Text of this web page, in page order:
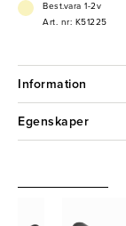
Best.vara 1-2v
Art. nr: K51225
Information
Egenskaper